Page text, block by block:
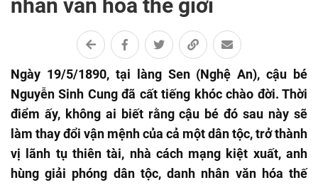
nhân văn hóa thế giới
Ngày 19/5/1890, tại làng Sen (Nghệ An), cậu bé
Nguyễn Sinh Cung đã cất tiếng khóc chào đời. Thời
điểm ấy, không ai biết rằng cậu bé đó sau này sẽ
làm thay đổi vận mệnh của cả một dân tộc, trở thành
vị lãnh tụ thiên tài, nhà cách mạng kiệt xuất, anh
hùng giải phóng dân tộc, danh nhân văn hóa thế